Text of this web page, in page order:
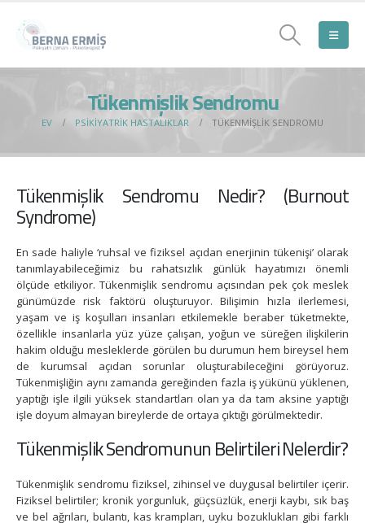
Tükenmişlik Sendromu
EV PSIKIYATRIK HASTALIKLAR TÜKENMIŞLIK SENDROMU
Tükenmişlik Sendromu Nedir? (Burnout
Syndrome)
En sade haliyle ‘ruhsal ve fiziksel açıdan enerjinin tükenişi’ olarak
tanımlayabileceğimiz bu rahatsızlık günlük hayatımızı önemli
ölçüde etkiliyor. Tükenmişlik sendromu açısından pek çok meslek
günümüzde risk faktörü oluşturuyor. Bilişimin hızla ilerlemesi,
yaşam ve iş koşulları insanları etkilemekle beraber tüketmekte,
özellikle insanlarla yüz yüze çalışan, yoğun ve süreğen ilişkilerin
hakim olduğu mesleklerde görülen bu durumun hem bireysel hem
de kurumsal açıdan sorunlar oluşturabileceğini görüyoruz.
Tükenmişliğin aynı zamanda gereğinden fazla iş yükünü yüklenen,
yaptığı işle ilgili yüksek standartları olan ya da tam aksine yaptığı
işle doyum almayan bireylerde de ortaya çıktığı görülmektedir.
Tükenmişlik Sendromunun Belirtileri Nelerdir?
Tükenmişlik sendromu fiziksel, zihinsel ve duygusal belirtiler içerir.
Fiziksel belirtiler; kronik yorgunluk, güçsüzlük, enerji kaybı, sık baş
ve bel ağrıları, bulantı, kas krampları, uyku bozuklukları gibi farklı